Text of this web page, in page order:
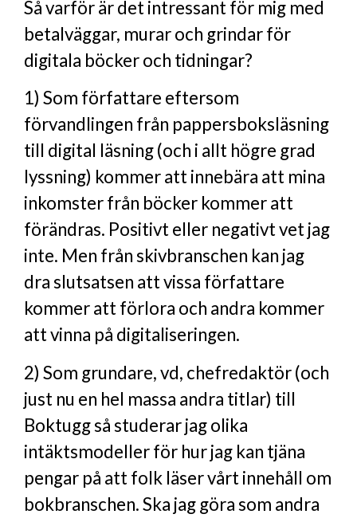
Så varför är det intressant för mig med
betalväggar, murar och grindar för
digitala böcker och tidningar?
1) Som författare eftersom
förvandlingen från pappersboksläsning
till digital läsning (och i allt högre grad
lyssning) kommer att innebära att mina
inkomster från böcker kommer att
förändras. Positivt eller negativt vet jag
inte. Men från skivbranschen kan jag
dra slutsatsen att vissa författare
kommer att förlora och andra kommer
att vinna på digitaliseringen.
2) Som grundare, vd, chefredaktör (och
just nu en hel massa andra titlar) till
Boktugg så studerar jag olika
intäktsmodeller för hur jag kan tjäna
pengar på att folk läser vårt innehåll om
bokbranschen. Ska jag göra som andra